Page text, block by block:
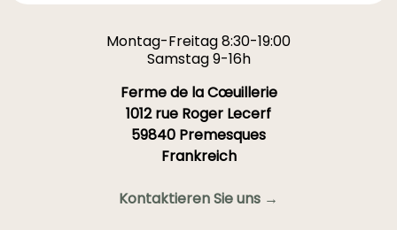
Montag-Freitag 8:30-19:00
Samstag 9-16h
Ferme de la Cœuillerie
1012 rue Roger Lecerf
59840 Premesques
Frankreich
Kontaktieren Sie uns →